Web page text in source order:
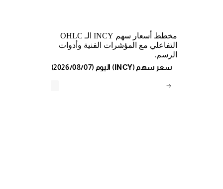
مخطط أسعار سهم INCY الـ OHLC
التفاعلي مع المؤشرات الفنية وأدوات
الرسم.
→
(2026/08/07) اليوم (INCY) سعر سهم